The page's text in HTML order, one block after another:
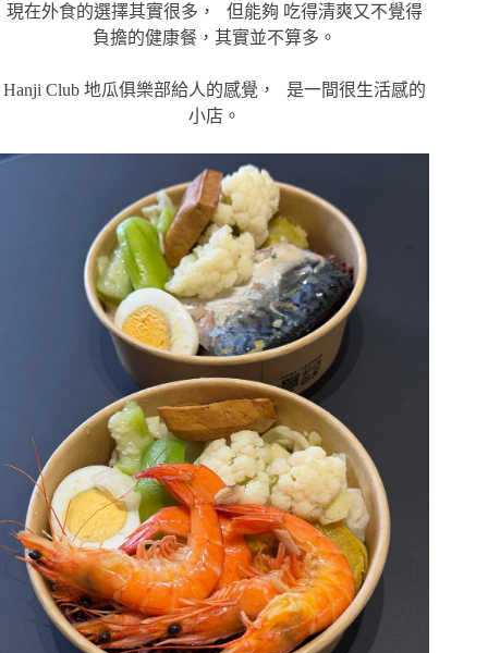
現在外食的選擇其實很多， 但能夠 吃得清爽又不覺得
負擔的健康餐，其實並不算多。
Hanji Club 地瓜俱樂部給人的感覺， 是一間很生活感的
小店。